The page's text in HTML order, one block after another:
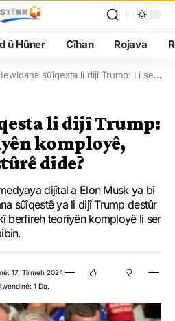
û Hûner Cîhan Rojava
sûîqesta li dijî Trump: Li ser X’ê teoriyên komployê, gelo Musk destûrê dide?
li dijî Trump:
komployê,
dide?
dijîtal a Elon Musk ya bi
sûîqestê ya li dijî Trump destûr
berfireh teoriyên komployê li ser
17. Tîrmeh 2024
1 Dq.